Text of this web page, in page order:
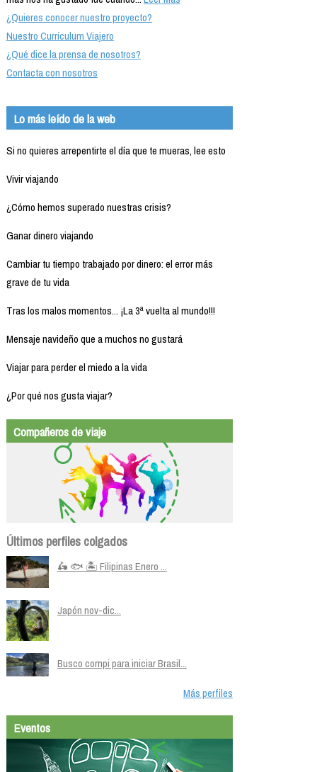
¿Quieres conocer nuestro proyecto?
Nuestro Currículum Viajero
¿Qué dice la prensa de nosotros?
Contacta con nosotros
Lo más leído de la web
Si no quieres arrepentirte el día que te mueras, lee esto
Vivir viajando
¿Cómo hemos superado nuestras crisis?
Ganar dinero viajando
Cambiar tu tiempo trabajado por dinero: el error más
grave de tu vida
Tras los malos momentos... ¡La 3ª vuelta al mundo!!!
Mensaje navideño que a muchos no gustará
Viajar para perder el miedo a la vida
¿Por qué nos gusta viajar?
Compañeros de viaje
Últimos perfiles colgados
🛵 🐟 🏝️ Filipinas Enero ...
Japón nov-dic...
Busco compi para iniciar Brasil...
Más perfiles
Eventos